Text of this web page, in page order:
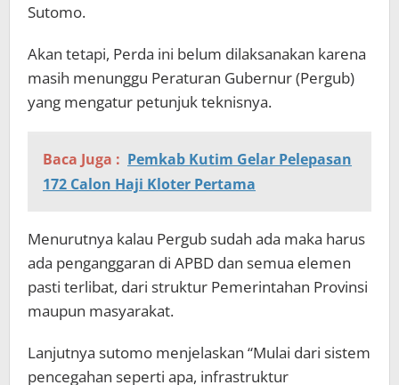
Sutomo.
Akan tetapi, Perda ini belum dilaksanakan karena
masih menunggu Peraturan Gubernur (Pergub)
yang mengatur petunjuk teknisnya.
Baca Juga : Pemkab Kutim Gelar Pelepasan
172 Calon Haji Kloter Pertama
Menurutnya kalau Pergub sudah ada maka harus
ada penganggaran di APBD dan semua elemen
pasti terlibat, dari struktur Pemerintahan Provinsi
maupun masyarakat.
Lanjutnya sutomo menjelaskan “Mulai dari sistem
pencegahan seperti apa, infrastruktur